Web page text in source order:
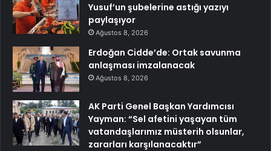
Yusuf’un şubelerine astığı yazıyı
paylaşıyor
Ağustos 8, 2026
Erdoğan Cidde’de: Ortak savunma
anlaşması imzalanacak
Ağustos 8, 2026
AK Parti Genel Başkan Yardımcısı
Yayman: “Sel afetini yaşayan tüm
vatandaşlarımız müsterih olsunlar,
zararları karşılanacaktır”